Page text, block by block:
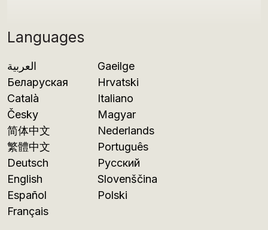
Languages
العربية
Беларуская
Català
Česky
简体中文
繁體中文
Deutsch
English
Español
Français
Gaeilge
Hrvatski
Italiano
Magyar
Nederlands
Português
Русский
Slovenščina
Polski